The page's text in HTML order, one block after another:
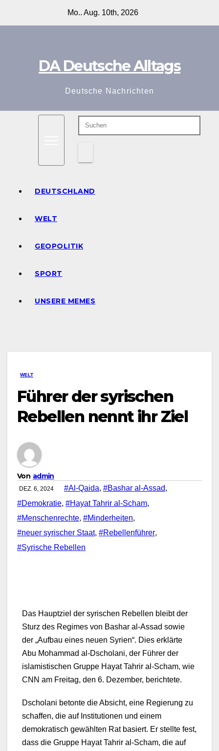
Mo.. Aug. 10th, 2026
DA Deutsche Alltags
Deutsche Nachrichten
DEUTSCHLAND
WELT
GEOPOLITIK
SPORT
UNSERE MEMES
WELT
Führer der syrischen
Rebellen nennt ihr Ziel
Von admin
DEZ. 6, 2024 #Al-Qaida, #Bashar al-Assad,
#Demokratie, #Hayat Tahrir al-Scham,
#Menschenrechte, #Minderheiten,
#neuer syrischer Staat, #Rebellenführer,
#Syrische Rebellen
Das Hauptziel der syrischen Rebellen bleibt der
Sturz des Regimes von Bashar al-Assad sowie
der „Aufbau eines neuen Syrien“. Dies erklärte
Abu Mohammad al-Dscholani, der Führer der
islamistischen Gruppe Hayat Tahrir al-Scham, wie
CNN am Freitag, den 6. Dezember, berichtete.
Dscholani betonte die Absicht, eine Regierung zu
schaffen, die auf Institutionen und einem
demokratisch gewählten Rat basiert. Er stellte fest,
dass die Gruppe Hayat Tahrir al-Scham, die auf